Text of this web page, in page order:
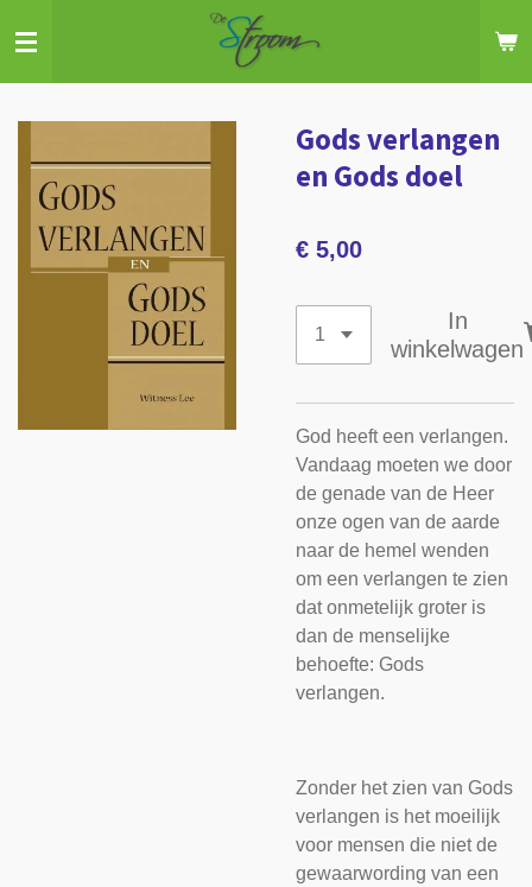
direct
naar
Gods verlangen
en Gods doel
€ 5,00
In
winkelwagen
God heeft een verlangen.
Vandaag moeten we door
de genade van de Heer
onze ogen van de aarde
naar de hemel wenden
om een verlangen te zien
dat onmetelijk groter is
dan de menselijke
behoefte: Gods
verlangen.
Zonder het zien van Gods
verlangen is het moeilijk
voor mensen die niet de
gewaarwording van een